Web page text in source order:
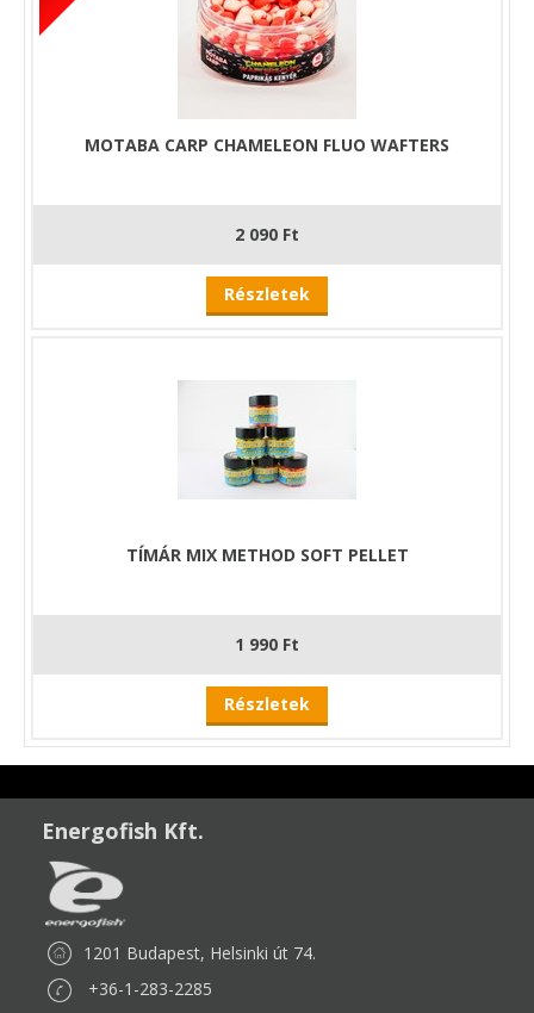
MOTABA CARP CHAMELEON FLUO WAFTERS
2 090 Ft
Részletek
TÍMÁR MIX METHOD SOFT PELLET
1 990 Ft
Részletek
Energofish Kft.
1201 Budapest, Helsinki út 74.
+36-1-283-2285